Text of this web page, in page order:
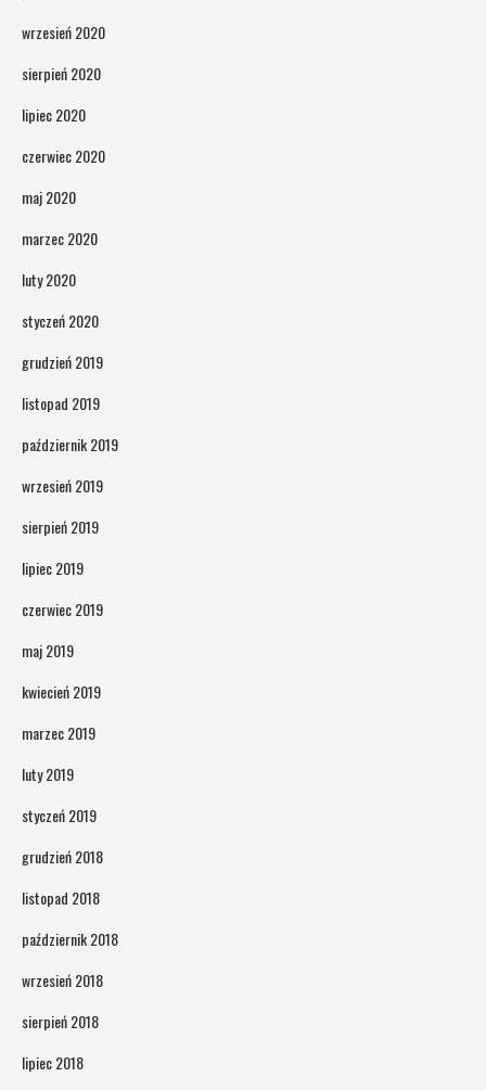
wrzesień 2020
sierpień 2020
lipiec 2020
czerwiec 2020
maj 2020
marzec 2020
luty 2020
styczeń 2020
grudzień 2019
listopad 2019
październik 2019
wrzesień 2019
sierpień 2019
lipiec 2019
czerwiec 2019
maj 2019
kwiecień 2019
marzec 2019
luty 2019
styczeń 2019
grudzień 2018
listopad 2018
październik 2018
wrzesień 2018
sierpień 2018
lipiec 2018